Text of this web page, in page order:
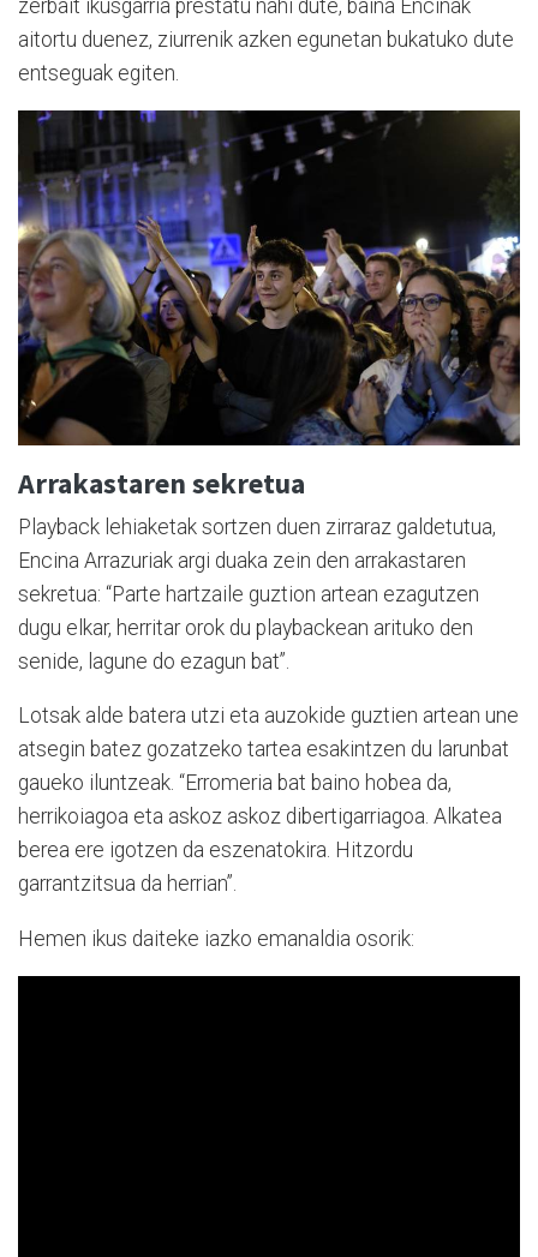
zerbait ikusgarria prestatu nahi dute, baina Encinak
aitortu duenez, ziurrenik azken egunetan bukatuko dute
entseguak egiten.
Arrakastaren sekretua
Playback lehiaketak sortzen duen zirraraz galdetutua,
Encina Arrazuriak argi duaka zein den arrakastaren
sekretua: “Parte hartzaile guztion artean ezagutzen
dugu elkar, herritar orok du playbackean arituko den
senide, lagune do ezagun bat”.
Lotsak alde batera utzi eta auzokide guztien artean une
atsegin batez gozatzeko tartea esakintzen du larunbat
gaueko iluntzeak. “Erromeria bat baino hobea da,
herrikoiagoa eta askoz askoz dibertigarriagoa. Alkatea
berea ere igotzen da eszenatokira. Hitzordu
garrantzitsua da herrian”.
Hemen ikus daiteke iazko emanaldia osorik: